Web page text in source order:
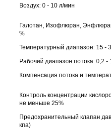
Воздух: 0 - 10 л/мин
Галотан, Изофлюран,
%
Температурный диапазон: 15 -
Рабочий диапазон потока: 0,2 -
Компенсация потока и
Контроль концентрации
не меньше 25%
Предохранительный клапан
кпа)